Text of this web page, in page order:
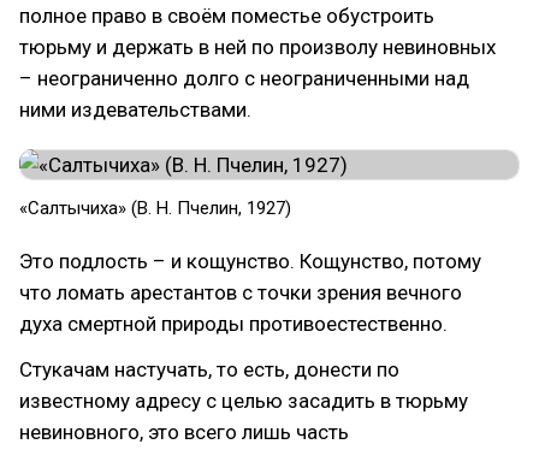
полное право в своём поместье обустроить
тюрьму и держать в ней по произволу невиновных
– неограниченно долго с неограниченными над
ними издевательствами.
«Салтычиха» (В. Н. Пчелин, 1927)
Это подлость – и кощунство. Кощунство, потому
что ломать арестантов с точки зрения вечного
духа смертной природы противоестественно.
Стукачам настучать, то есть, донести по
известному адресу с целью засадить в тюрьму
невиновного, это всего лишь часть